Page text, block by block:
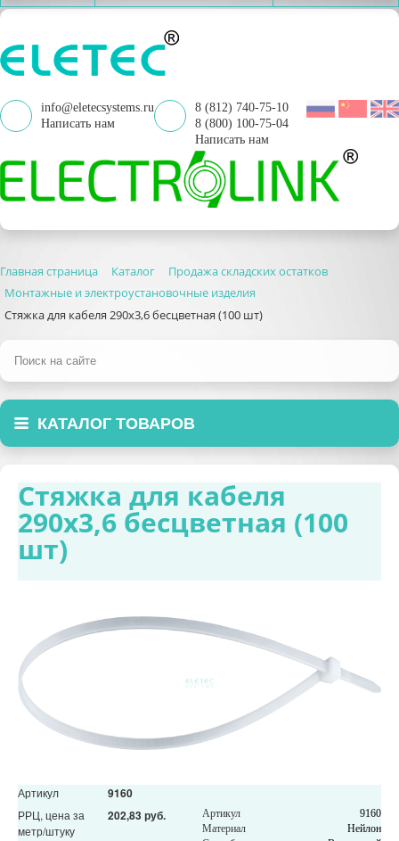
info@eletecsystems.ru
Написать нам
8 (812) 740-75-10
8 (800) 100-75-04
Написать нам
Главная страница Каталог
Продажа складских остатков
Монтажные и электроустановочные изделия
Стяжка для кабеля 290х3,6 бесцветная (100 шт)
КАТАЛОГ ТОВАРОВ
Стяжка для кабеля
290х3,6 бесцветная (100
шт)
Артикул 9160
РРЦ, цена за
метр/штуку
202,83 руб. Артикул
9160
Материал
Нейлон